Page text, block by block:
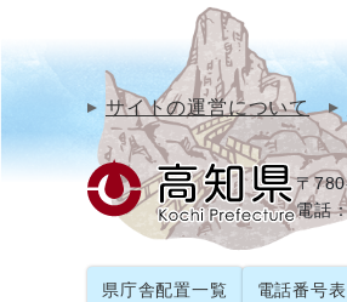
サイトの運営について
〒
電話
県庁舎配置一覧 電話番号表